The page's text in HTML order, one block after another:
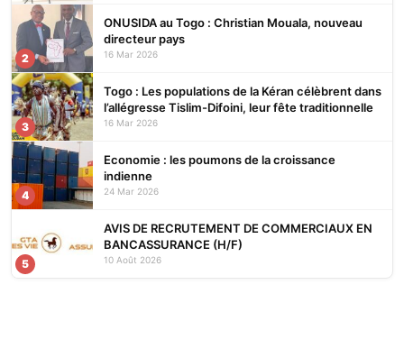
2
ONUSIDA au Togo : Christian Mouala, nouveau
directeur pays
16 Mar 2026
3
Togo : Les populations de la Kéran célèbrent dans
l’allégresse Tislim-Difoini, leur fête traditionnelle
16 Mar 2026
4
Economie : les poumons de la croissance
indienne
24 Mar 2026
5
AVIS DE RECRUTEMENT DE COMMERCIAUX EN
BANCASSURANCE (H/F)
10 Août 2026